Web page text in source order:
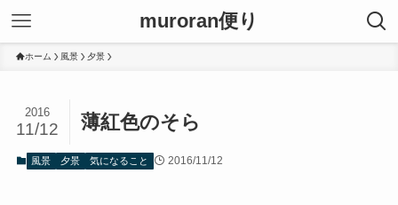
muroran便り
ホーム 風景 夕景
薄紅色のそら
2016
11/12
風景 夕景 気になること 2016/11/12